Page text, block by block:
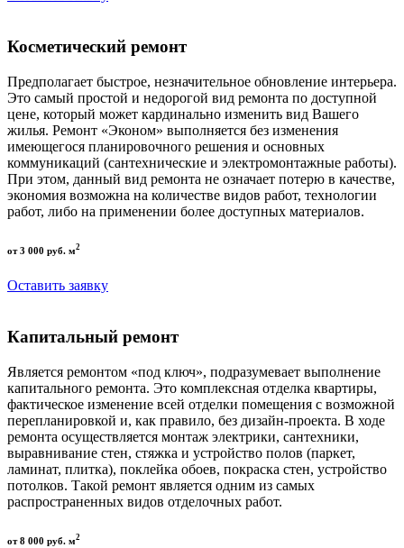
Косметический ремонт
Предполагает быстрое, незначительное обновление интерьера.
Это самый простой и недорогой вид ремонта по доступной
цене, который может кардинально изменить вид Вашего
жилья. Ремонт «Эконом» выполняется без изменения
имеющегося планировочного решения и основных
коммуникаций (сантехнические и электромонтажные работы).
При этом, данный вид ремонта не означает потерю в качестве,
экономия возможна на количестве видов работ, технологии
работ, либо на применении более доступных материалов.
от 3 000 руб. м2
Оставить заявку
Капитальный ремонт
Является ремонтом «под ключ», подразумевает выполнение
капитального ремонта. Это комплексная отделка квартиры,
фактическое изменение всей отделки помещения с возможной
перепланировкой и, как правило, без дизайн-проекта. В ходе
ремонта осуществляется монтаж электрики, сантехники,
выравнивание стен, стяжка и устройство полов (паркет,
ламинат, плитка), поклейка обоев, покраска стен, устройство
потолков. Такой ремонт является одним из самых
распространенных видов отделочных работ.
от 8 000 руб. м2